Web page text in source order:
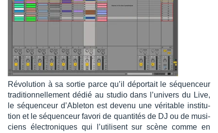
Révo­lu­tion à sa sortie parce qu’il dépor­tait le séquen­ceur
tradi­tion­nel­le­ment dédié au studio dans l’uni­vers du Live,
le séquen­ceur d’Able­ton est devenu une véri­table insti­tu­
tion et le séquen­ceur favori de quan­ti­tés de DJ ou de musi­
ciens élec­tro­niques qui l’uti­lisent sur scène comme en